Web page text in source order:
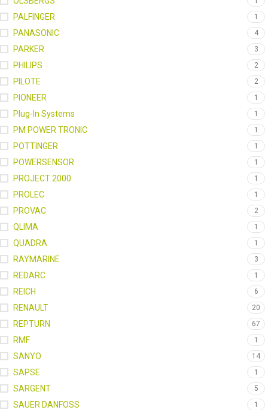
PALFINGER 1
PANASONIC 4
PARKER 3
PHILIPS 2
PILOTE 2
PIONEER 1
Plug-In Systems 1
PM POWER TRONIC 1
POTTINGER 1
POWERSENSOR 1
PROJECT 2000 1
PROLEC 1
PROVAC 2
QLIMA 1
QUADRA 1
RAYMARINE 3
REDARC 1
REICH 6
RENAULT 20
REPTURN 67
RMF 1
SANYO 14
SAPSE 1
SARGENT 5
SAUER DANFOSS 1